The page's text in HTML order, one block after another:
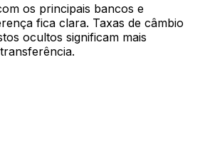
os principais bancos e
fica clara. Taxas de câmbio
ocultos significam mais